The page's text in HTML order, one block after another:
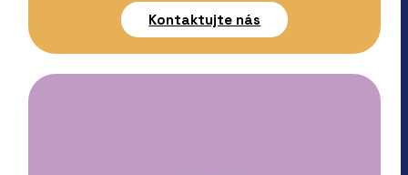
Kontaktujte nás